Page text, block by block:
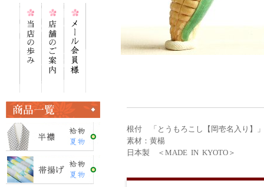
根付 「とうもろこし【岡壱名入り】」
素材：黄楊
日本製 ＜MADE IN KYOTO＞